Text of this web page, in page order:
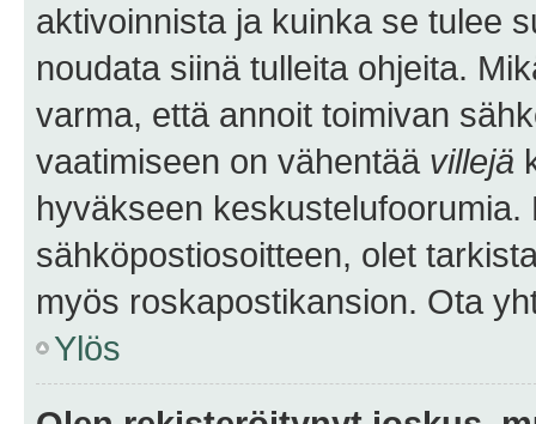
aktivoinnista ja kuinka se tulee
noudata siinä tulleita ohjeita.
varma, että annoit toimivan
vaatimiseen on vähentää villejä
hyväkseen
sähköpostiosoitteen, olet
myös roskapostikansion. Ota
Ylös